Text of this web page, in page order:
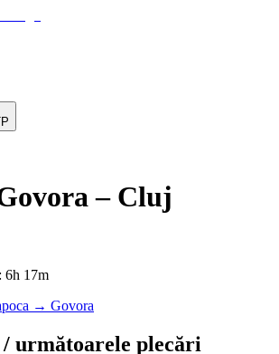
– Cluj
6h 17m
→ Govora
următoarele plecări